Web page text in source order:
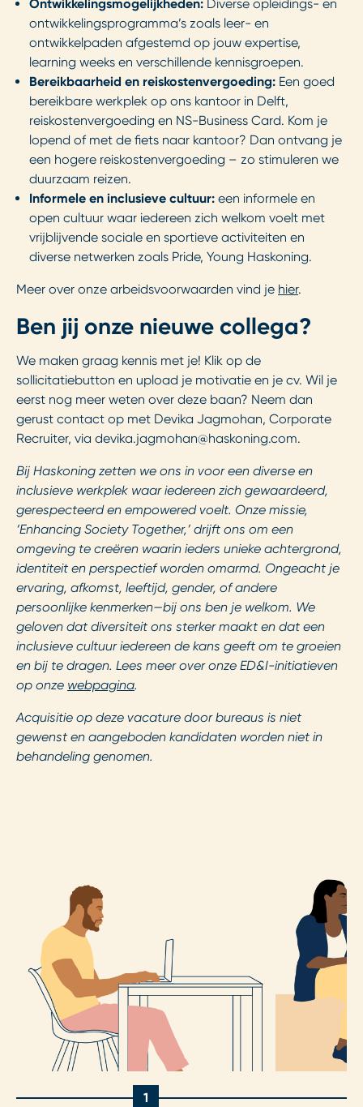
Ontwikkelingsmogelijkheden: Diverse opleidings- en
ontwikkelingsprogramma’s zoals leer- en
ontwikkelpaden afgestemd op jouw expertise,
learning weeks en verschillende kennisgroepen.
Bereikbaarheid en reiskostenvergoeding: Een goed
bereikbare werkplek op ons kantoor in Delft,
reiskostenvergoeding en NS-Business Card. Kom je
lopend of met de fiets naar kantoor? Dan ontvang je
een hogere reiskostenvergoeding – zo stimuleren we
duurzaam reizen.
Informele en inclusieve cultuur: een informele en
open cultuur waar iedereen zich welkom voelt met
vrijblijvende sociale en sportieve activiteiten en
diverse netwerken zoals Pride, Young Haskoning.
Meer over onze arbeidsvoorwaarden vind je hier.
Ben jij onze nieuwe collega?
We maken graag kennis met je! Klik op de
sollicitatiebutton en upload je motivatie en je cv. Wil je
eerst nog meer weten over deze baan? Neem dan
gerust contact op met Devika Jagmohan, Corporate
Recruiter, via devika.jagmohan@haskoning.com.
Bij Haskoning zetten we ons in voor een diverse en
inclusieve werkplek waar iedereen zich gewaardeerd,
gerespecteerd en empowered voelt. Onze missie,
‘Enhancing Society Together,’ drijft ons om een
omgeving te creëren waarin ieders unieke achtergrond,
identiteit en perspectief worden omarmd. Ongeacht je
ervaring, afkomst, leeftijd, gender, of andere
persoonlijke kenmerken—bij ons ben je welkom. We
geloven dat diversiteit ons sterker maakt en dat een
inclusieve cultuur iedereen de kans geeft om te groeien
en bij te dragen. Lees meer over onze ED&I-initiatieven
op onze webpagina.
Acquisitie op deze vacature door bureaus is niet
gewenst en aangeboden kandidaten worden niet in
behandeling genomen.
1